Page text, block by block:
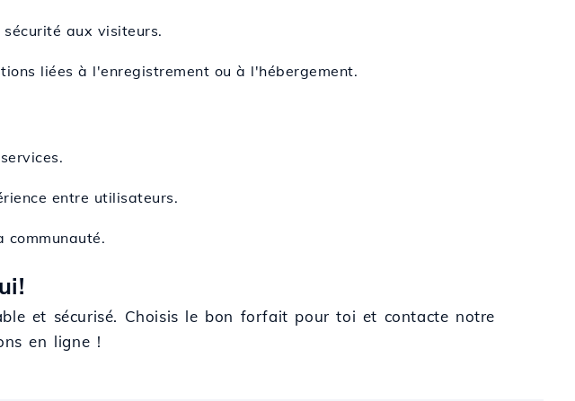
aux visiteurs.
liées à l'enregistrement ou à l'hébergement.
entre utilisateurs.
communauté.
et sécurisé. Choisis le bon forfait pour toi et contacte notre
en ligne !